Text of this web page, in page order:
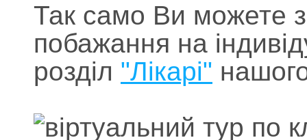
Так само Ви можете
побажання на
розділ "Лікарі"